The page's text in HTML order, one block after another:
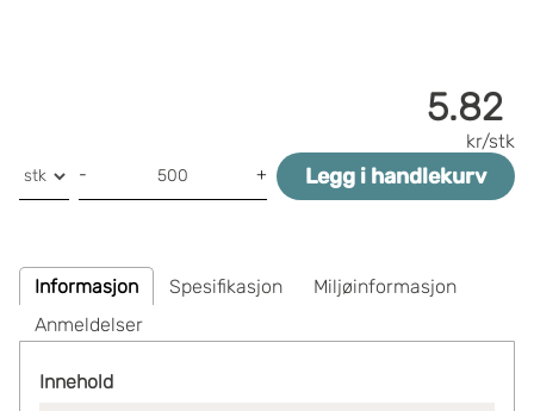
5.82
kr/stk
- + Legg i handlekurv
Informasjon Spesifikasjon
Miljøinformasjon
Anmeldelser
Innehold